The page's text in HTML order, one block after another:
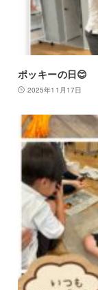
ポッキーの日😊
2025年11月17日